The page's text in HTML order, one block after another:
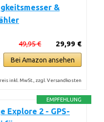
&
29,99 €
49,95 €
Bei Amazon ansehen
inkl. MwSt., zzgl. Versandkosten
EMPFEHLUNG
Explore 2 - GPS-